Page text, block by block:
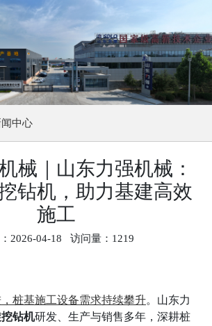
闻中心
械｜山东力强机械：
钻机，助力基建高效
施工
2026-04-18 访问量：1219
桩基施工设备需求持续攀升。山东力
钻机研发、生产与销售多年，深耕桩